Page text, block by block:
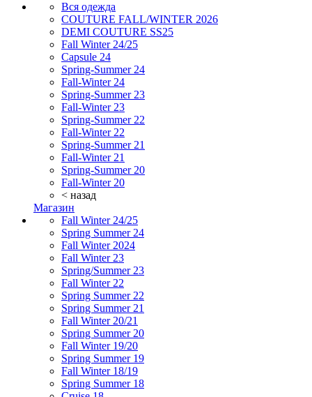
Вся одежда
COUTURE FALL/WINTER 2026
DEMI COUTURE SS25
Fall Winter 24/25
Capsule 24
Spring-Summer 24
Fall-Winter 24
Spring-Summer 23
Fall-Winter 23
Spring-Summer 22
Fall-Winter 22
Spring-Summer 21
Fall-Winter 21
Spring-Summer 20
Fall-Winter 20
< назад
Магазин
Fall Winter 24/25
Spring Summer 24
Fall Winter 2024
Fall Winter 23
Spring/Summer 23
Fall Winter 22
Spring Summer 22
Spring Summer 21
Fall Winter 20/21
Spring Summer 20
Fall Winter 19/20
Spring Summer 19
Fall Winter 18/19
Spring Summer 18